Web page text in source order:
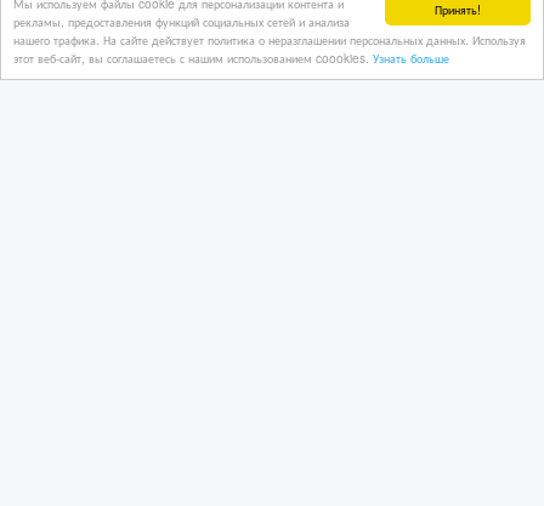
Принять!
рекламы, предоставления функций социальных сетей и анализа
нашего трафика. На сайте действует политика о неразглашении персональных данных. Используя
этот веб-сайт, вы соглашаетесь с нашим использованием coookies. Узнать больше
13 час. назад
Безопасность, охрана
Казахстан, Астана